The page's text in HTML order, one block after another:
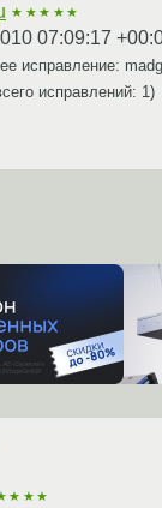
★★★★★
07:09:17
исправление:
исправлений: 1)